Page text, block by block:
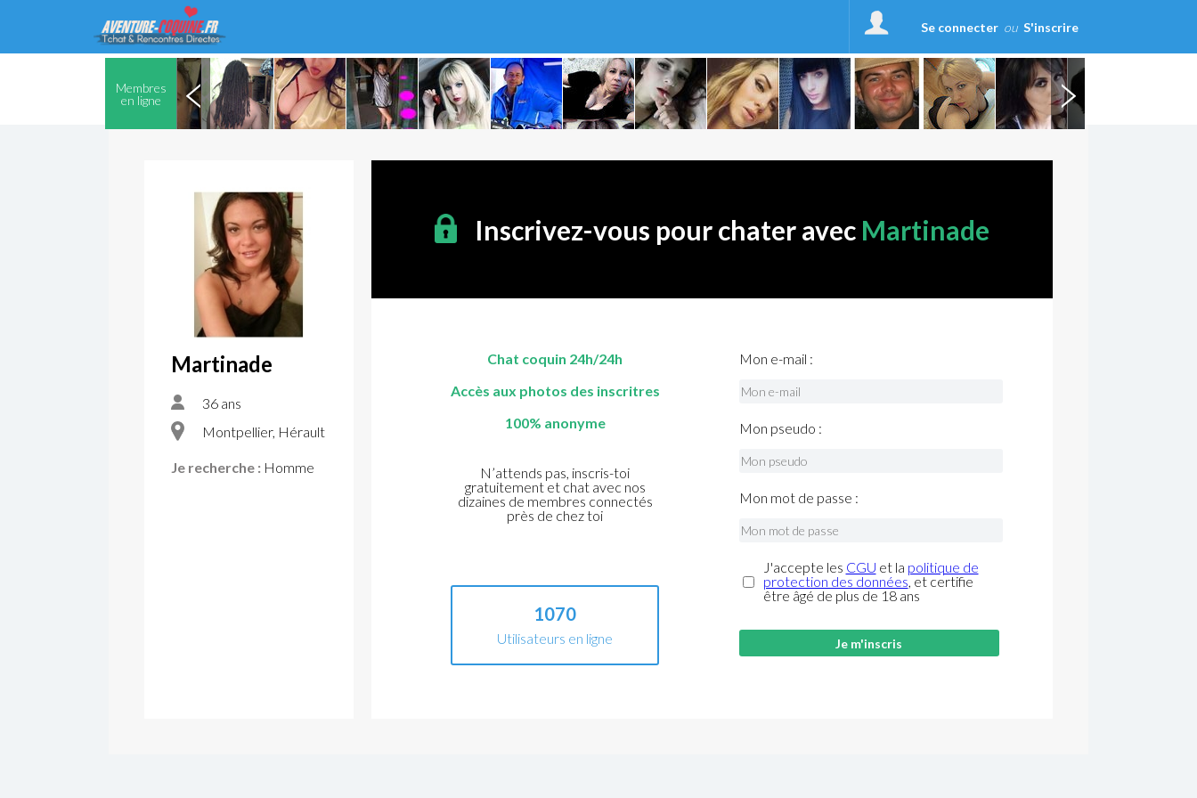
Se connecter ou S'inscrire
Membres
en ligne
Martinade
36 ans
Montpellier, Hérault
Je recherche : Homme
Inscrivez-vous pour chater avec Martinade
Chat coquin 24h/24h
Accès aux photos des inscritres
100% anonyme
N’attends pas, inscris-toi
gratuitement et chat avec nos
dizaines de membres connectés
près de chez toi
1070
Utilisateurs en ligne
Mon e-mail :
Mon pseudo :
Mon mot de passe :
J'accepte les CGU et la politique de
protection des données, et certifie
être âgé de plus de 18 ans